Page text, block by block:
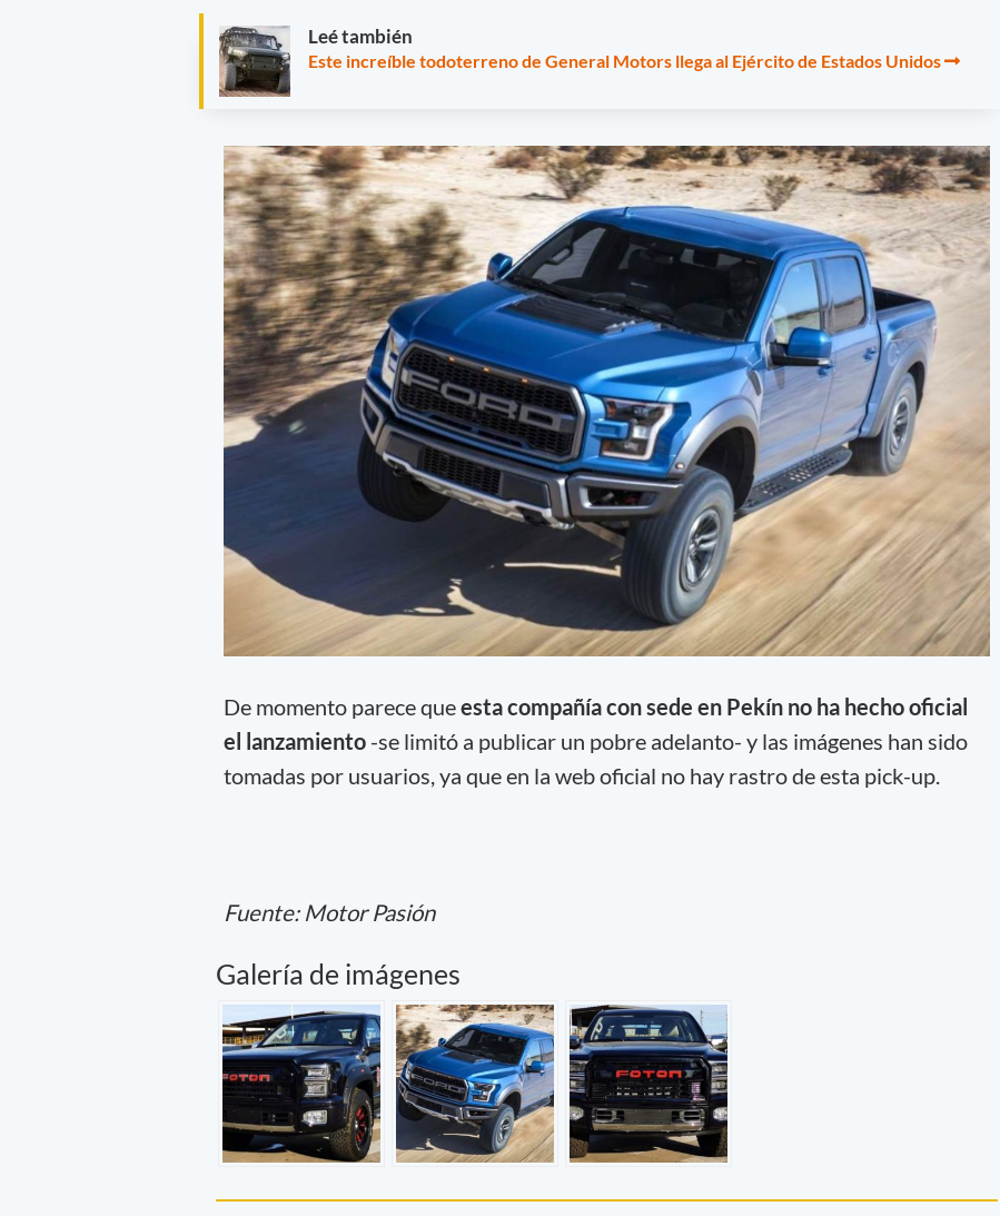
Leé también
Este increíble todoterreno de General Motors llega al Ejército de Estados Unidos
De momento parece queesta compañía con sede en Pekín no ha hecho oficial
el lanzamiento-se limitó a publicar un pobre adelanto- y las imágenes han sido
tomadas por usuarios, ya que en la web oficial no hay rastro de esta pick-up.
Fuente: Motor Pasión
Galería de imágenes